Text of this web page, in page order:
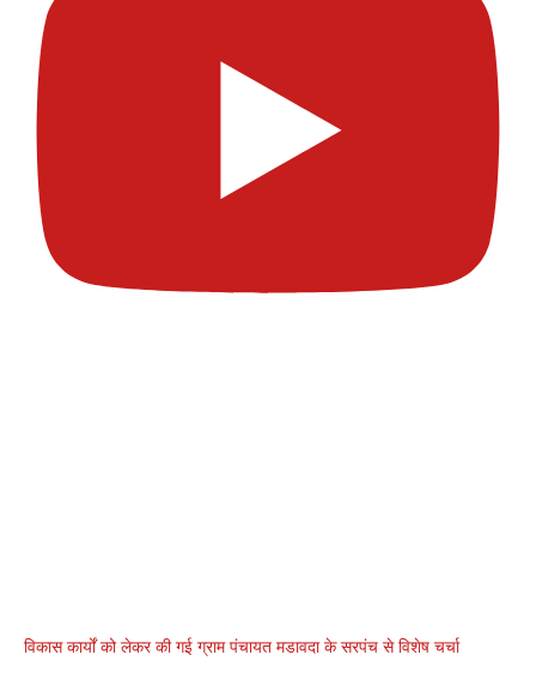
विकास कार्यों को लेकर की गई ग्राम पंचायत मडावदा के सरपंच से विशेष चर्चा